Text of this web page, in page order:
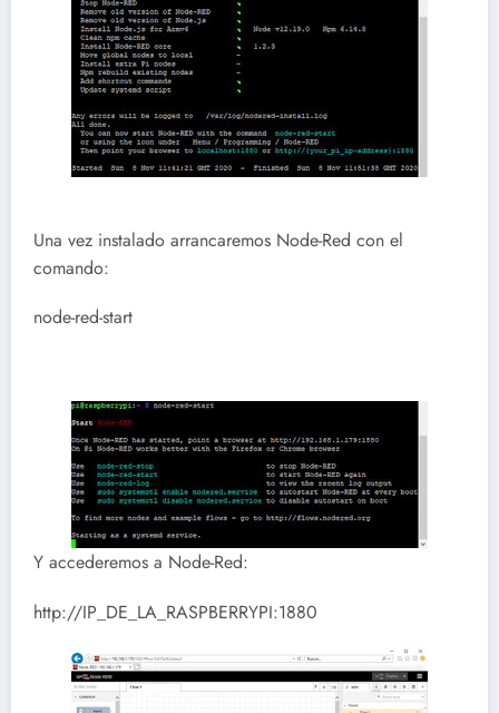
Una vez instalado arrancaremos Node-Red con el
comando:
node-red-start
Y accederemos a Node-Red:
http://IP_DE_LA_RASPBERRYPI:1880